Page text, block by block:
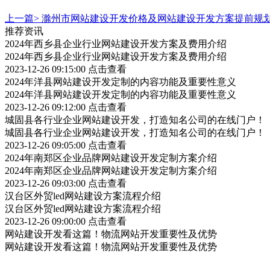
上一篇> 滁州市网站建设开发价格及网站建设开发方案提前规
推荐资讯
2024年西乡县企业行业网站建设开发方案及费用介绍
2024年西乡县企业行业网站建设开发方案及费用介绍
2023-12-26 09:15:00 点击查看
2024年洋县网站建设开发定制的内容功能及重要性意义
2024年洋县网站建设开发定制的内容功能及重要性意义
2023-12-26 09:12:00 点击查看
城固县各行业企业网站建设开发，打造知名公司的在线门户！
城固县各行业企业网站建设开发，打造知名公司的在线门户！
2023-12-26 09:05:00 点击查看
2024年南郑区企业品牌网站建设开发定制方案介绍
2024年南郑区企业品牌网站建设开发定制方案介绍
2023-12-26 09:03:00 点击查看
汉台区外贸led网站建设方案流程介绍
汉台区外贸led网站建设方案流程介绍
2023-12-26 09:00:00 点击查看
网站建设开发看这篇！物流网站开发重要性及优势
网站建设开发看这篇！物流网站开发重要性及优势